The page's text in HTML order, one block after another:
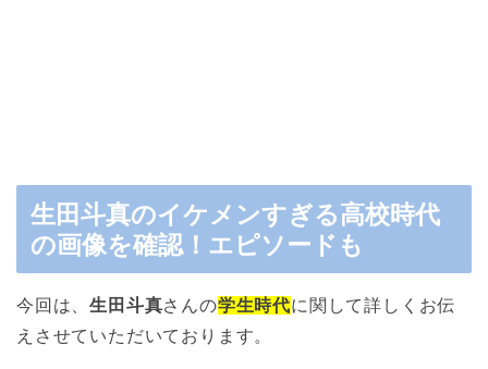
生田斗真のイケメンすぎる高校時代
の画像を確認！エピソードも
今回は、生田斗真さんの学生時代に関して詳しくお伝
えさせていただいております。